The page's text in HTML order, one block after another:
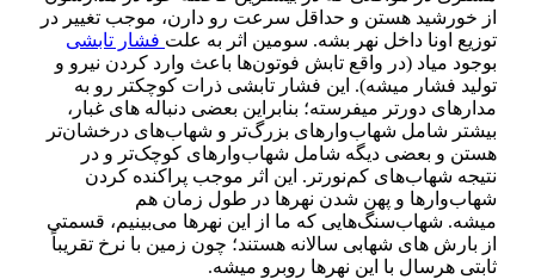
از خورشید هستن و حداقل سرعت رو دارن، موجب تغییر در
توزیع اونا داخل نهر بشه. سومین اثر به علت فشار تابشی
بوجود میاد (در واقع تابش فوتون‌ها باعث وارد کردن نیرو و
تولید فشار میشه). این فشار تابشی ذرات کوچکتر رو به
مدارهای دورتر میفرسته؛ بنابراین بعضی دنباله های غبار،
بیشتر شامل شهاب‌وارهای بزرگ‌تر و شهاب‌های درخشان‌تر
هستن و بعضی دیگه شامل شهاب‌وارهای کوچک‌تر و در
نتیجه شهاب‌های کم‌نورتر . این اثر موجب پراکنده کردن
شهاب‌وارها و پهن شدن نهرها در طول زمان هم
میشه. شهاب‌سنگ‌هایی که ما از این نهرها می‌بینیم، قسمتی
از بارش های شهابی سالانه هستند؛ چون زمین با نرخ تقریباً
ثابتی هرسال با این نهرها روبرو میشه.